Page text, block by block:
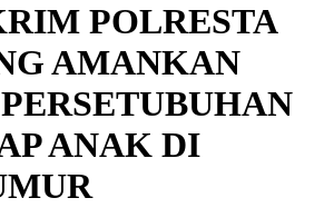
POLRESTA
AMANKAN
ANAK DI